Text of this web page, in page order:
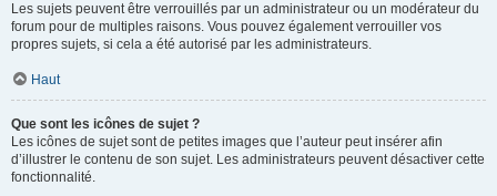
Les sujets peuvent être verrouillés par un administrateur ou un modérateur du
forum pour de multiples raisons. Vous pouvez également verrouiller vos
propres sujets, si cela a été autorisé par les administrateurs.
Haut
Que sont les icônes de sujet ?
Les icônes de sujet sont de petites images que l’auteur peut insérer afin
d’illustrer le contenu de son sujet. Les administrateurs peuvent désactiver cette
fonctionnalité.